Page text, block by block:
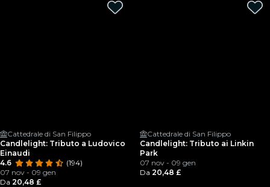
Cattedrale di San Filippo
Candlelight: Tributo a Ludovico
Einaudi
4.6
(194)
07 nov - 09 gen
Da 20,48 £
Cattedrale di San Filippo
Candlelight: Tributo ai Linkin
Park
07 nov - 09 gen
Da 20,48 £